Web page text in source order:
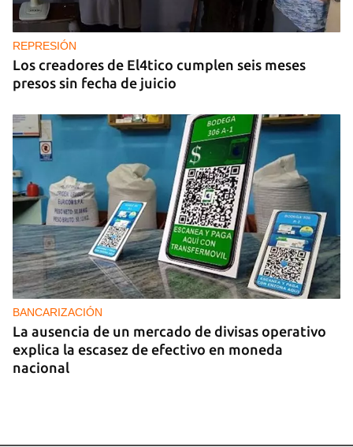
REPRESIÓN
Los creadores de El4tico cumplen seis meses
presos sin fecha de juicio
BANCARIZACIÓN
La ausencia de un mercado de divisas operativo
explica la escasez de efectivo en moneda
nacional